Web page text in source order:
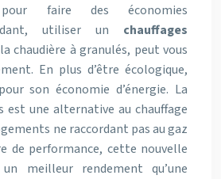
faire des économies
utiliser un chauffages
chaudière à granulés, peut vous
En plus d’être écologique,
son économie d’énergie. La
est une alternative au chauffage
ne raccordant pas au gaz
de performance, cette nouvelle
meilleur rendement qu’une